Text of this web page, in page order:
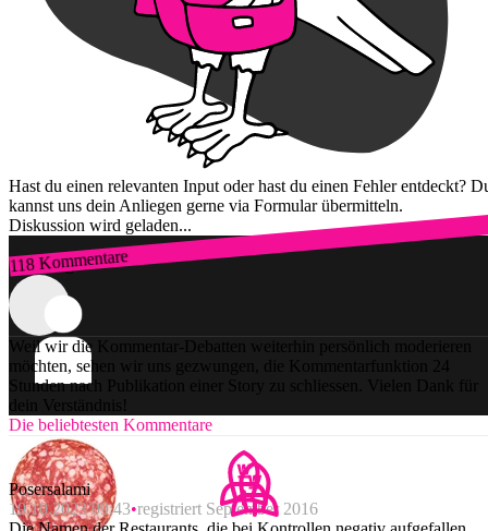
Hast du einen relevanten Input oder hast du einen Fehler entdeckt?
kannst uns dein Anliegen gerne via Formular übermitteln.
Diskussion wird geladen...
118 Kommentare
Zum Login
Weil wir die Kommentar-Debatten weiterhin persönlich moderieren
möchten, sehen wir uns gezwungen, die Kommentarfunktion 24
Stunden nach Publikation einer Story zu schliessen. Vielen Dank für
dein Verständnis!
Die beliebtesten Kommentare
Posersalami
19.10.2023 09:43 registriert September 2016